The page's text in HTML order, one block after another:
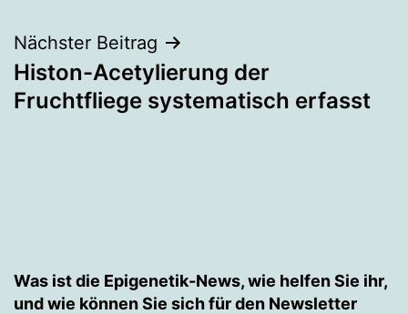
Nächster Beitrag
Histon-Acetylierung der
Fruchtfliege systematisch erfasst
Was ist die Epigenetik-News, wie helfen Sie ihr,
und wie können Sie sich für den Newsletter